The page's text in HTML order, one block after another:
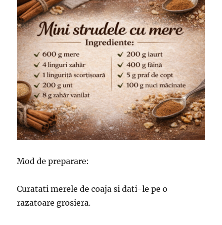
Mod de preparare:
Curatati merele de coaja si dati-le pe o
razatoare grosiera.